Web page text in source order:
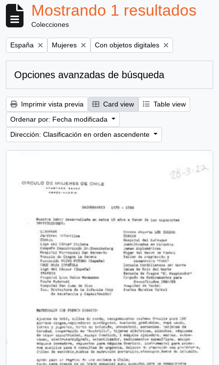
Mostrando 1 resultados
Colecciones
Remove filter:
España Remove filter:
Mujeres Remove filter:
Con objetos digitales
Opciones avanzadas de búsqueda
Imprimir vista previa Card view
Table view
Ordenar por: Fecha modificada
Dirección: Clasificación en orden ascendente